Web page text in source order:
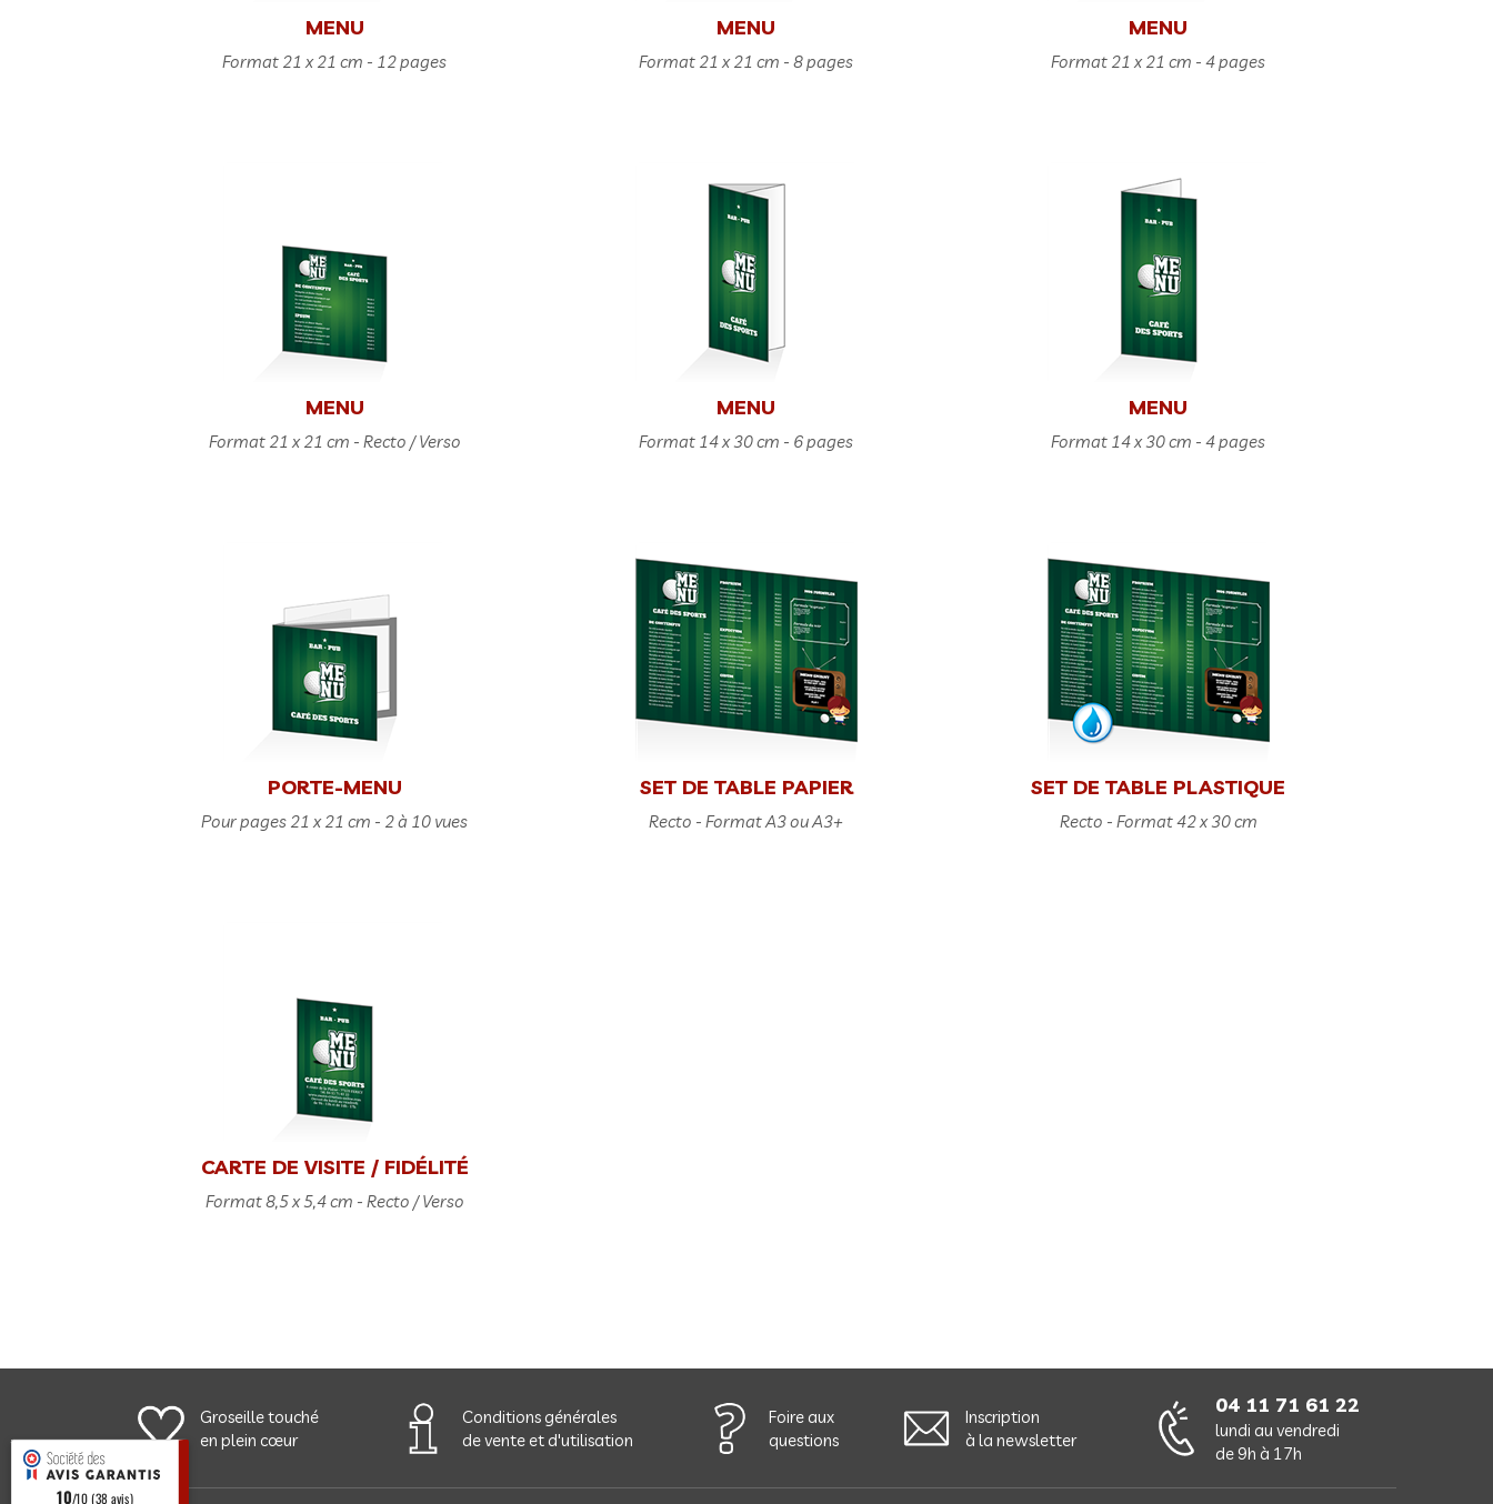
MENU
Format 21 x 21 cm - 12 pages
MENU
Format 21 x 21 cm - 8 pages
MENU
Format 21 x 21 cm - 4 pages
MENU
Format 21 x 21 cm - Recto / Verso
MENU
Format 14 x 30 cm - 6 pages
MENU
Format 14 x 30 cm - 4 pages
PORTE-MENU
Pour pages 21 x 21 cm - 2 à 10 vues
SET DE TABLE PAPIER
Recto - Format A3 ou A3+
SET DE TABLE PLASTIQUE
Recto - Format 42 x 30 cm
CARTE DE VISITE / FIDÉLITÉ
Format 8,5 x 5,4 cm - Recto / Verso
Groseille touché
en plein cœur
Conditions générales
de vente et d'utilisation
Foire aux
questions
Inscription
à la newsletter
04 11 71 61 22
lundi au vendredi
de 9h à 17h
10/10 (38 avis)